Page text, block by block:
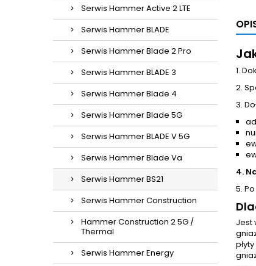
Serwis Hammer Active 2 LTE
Serwis Hammer BLADE
Serwis Hammer Blade 2 Pro
Serwis Hammer BLADE 3
Serwis Hammer Blade 4
Serwis Hammer Blade 5G
Serwis Hammer BLADE V 5G
Serwis Hammer Blade Va
Serwis Hammer BS21
Serwis Hammer Construction
Hammer Construction 2 5G /
Thermal
Serwis Hammer Energy
1.
2.
3.
4.
5.
Jest